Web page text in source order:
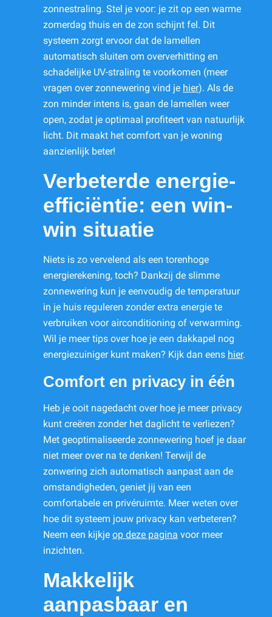
zonnestraling. Stel je voor: je zit op een warme
zomerdag thuis en de zon schijnt fel. Dit
systeem zorgt ervoor dat de lamellen
automatisch sluiten om oververhitting en
schadelijke UV-straling te voorkomen (meer
vragen over zonnewering vind je hier). Als de
zon minder intens is, gaan de lamellen weer
open, zodat je optimaal profiteert van natuurlijk
licht. Dit maakt het comfort van je woning
aanzienlijk beter!
Verbeterde energie-
efficiëntie: een win-
win situatie
Niets is zo vervelend als een torenhoge
energierekening, toch? Dankzij de slimme
zonnewering kun je eenvoudig de temperatuur
in je huis reguleren zonder extra energie te
verbruiken voor airconditioning of verwarming.
Wil je meer tips over hoe je een dakkapel nog
energiezuiniger kunt maken? Kijk dan eens hier.
Comfort en privacy in één
Heb je ooit nagedacht over hoe je meer privacy
kunt creëren zonder het daglicht te verliezen?
Met geoptimaliseerde zonnewering hoef je daar
niet meer over na te denken! Terwijl de
zonwering zich automatisch aanpast aan de
omstandigheden, geniet jij van een
comfortabele en privéruimte. Meer weten over
hoe dit systeem jouw privacy kan verbeteren?
Neem een kijkje op deze pagina voor meer
inzichten.
Makkelijk
aanpasbaar en